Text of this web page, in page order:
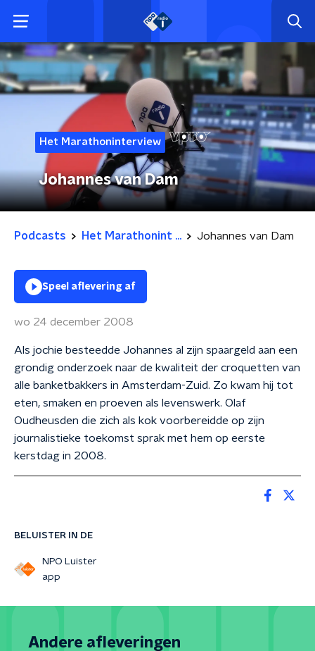
Het Marathoninterview
Johannes van Dam
Podcasts Het Marathonint ... Johannes van Dam
BELUISTER IN DE
NPO Luister
app
Speel aflevering af
wo 24 december 2008
Als jochie besteedde Johannes al zijn spaargeld aan een
grondig onderzoek naar de kwaliteit der croquetten van
alle banketbakkers in Amsterdam-Zuid. Zo kwam hij tot
eten, smaken en proeven als levenswerk. Olaf
Oudheusden die zich als kok voorbereidde op zijn
journalistieke toekomst sprak met hem op eerste
kerstdag in 2008.
Andere afleveringen